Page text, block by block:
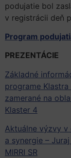
podujatie bol
v registrácii deň
Program
PREZENTÁCIE
Základné
programe
zamerané na
Klaster 4
Aktuálne výzvy v
a synergie –
MIRRI SR